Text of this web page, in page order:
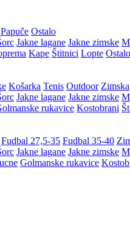
Papuče Ostalo
Jakne lagane Jakne zimske
Kape Štitnici Lopte Ostalo
Košarka Tenis Outdoor Zimska
Jakne lagane Jakne zimske
rukavice Kostobrani
Fudbal 27,5-35 Fudbal 35-40
Jakne lagane Jakne zimske
Golmanske rukavice